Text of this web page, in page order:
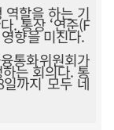
역할을 하는 기
. 통상 ‘연준(F
향을 미친다.
통화위원회가
는 회의다. 통
까지 모두 네